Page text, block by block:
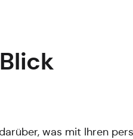
was mit Ihren